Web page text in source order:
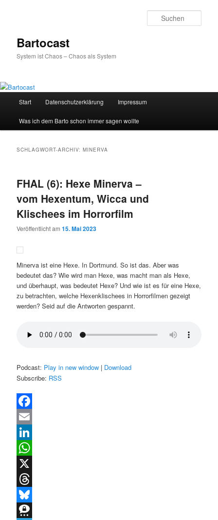
Bartocast
System ist Chaos – Chaos als System
Start Datenschutzerklärung Impressum
Was ich dem Barto schon immer sagen wollte
SCHLAGWORT-ARCHIV:MINERVA
FHAL (6): Hexe Minerva –
vom Hexentum, Wicca und
Klischees im Horrorfilm
Veröffentlicht am15. Mai 2023
Minerva ist eine Hexe. In Dortmund. So ist das. Aber was
bedeutet das? Wie wird man Hexe, was macht man als Hexe,
und überhaupt, was bedeutet Hexe? Und wie ist es für eine Hexe,
zu betrachten, welche Hexenklischees in Horrorfilmen gezeigt
werden? Seid auf die Antworten gespannt.
Podcast: Play in new window | Download
Subscribe: RSS
Facebook
Email
LinkedIn
WhatsApp
X
Threads
Bluesky